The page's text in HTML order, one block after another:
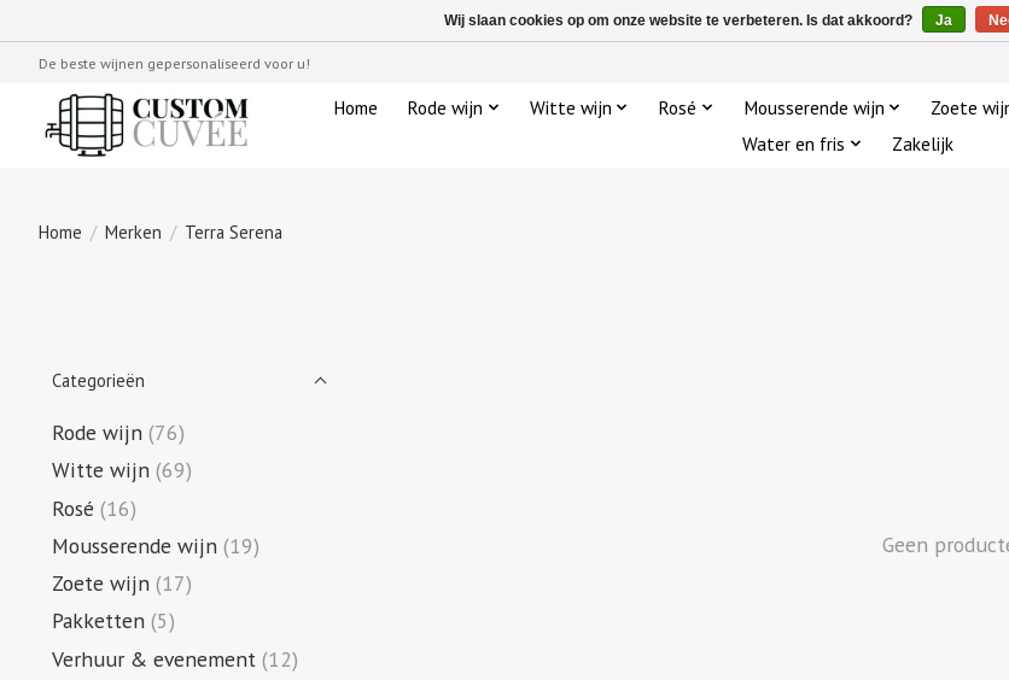
De beste wijnen gepersonaliseerd voor u!
Home Rode wijn Witte wijn Rosé Mousserende wijn Zoete
Water en fris
Zakelijk
Home / Merken / Terra Serena
Categorieën
Rode wijn (76)
Witte wijn (69)
Rosé (16)
Mousserende wijn (19)
Zoete wijn (17)
Pakketten (5)
Verhuur & evenement (12)
Geen
Wij slaan cookies op om onze website te verbeteren. Is dat akkoord? Ja